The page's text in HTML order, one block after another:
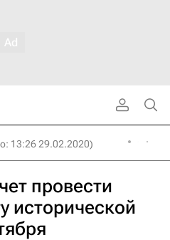
13:26 29.02.2020)
провести
исторической